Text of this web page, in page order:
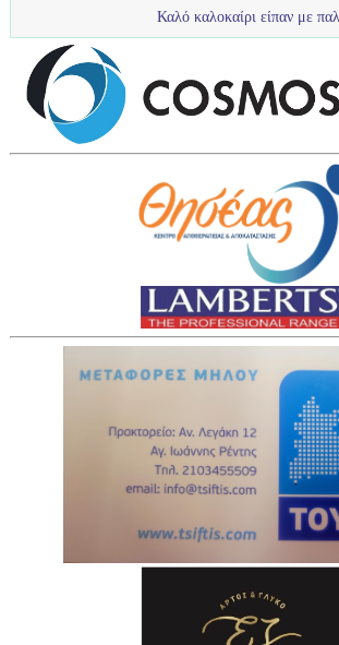
Καλό καλοκαίρι είπαν με παλμό ,